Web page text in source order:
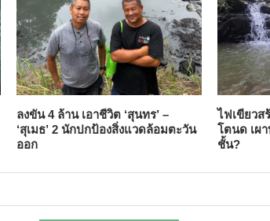
ลงขัน 4 ล้าน เอาชีวิต ‘สุนทร’ –
‘สุเมธ’ 2 นักปกป้องสิ่งแวดล้อมตะวัน
ออก
ไฟเขียวส
โตนด เผ
ชั้น?